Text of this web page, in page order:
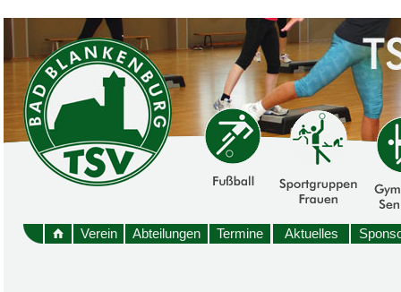
Verein Abteilungen Termine Aktuelles